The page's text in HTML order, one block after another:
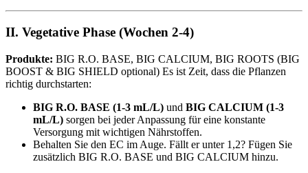
II. Vegetative Phase (Wochen 2-4)
Produkte: BIG R.O. BASE, BIG CALCIUM, BIG ROOTS (BIG
BOOST & BIG SHIELD optional) Es ist Zeit, dass die Pflanzen
richtig durchstarten:
BIG R.O. BASE (1-3 mL/L) und BIG CALCIUM (1-3
mL/L) sorgen bei jeder Anpassung für eine konstante
Versorgung mit wichtigen Nährstoffen.
Behalten Sie den EC im Auge. Fällt er unter 1,2? Fügen Sie
zusätzlich BIG R.O. BASE und BIG CALCIUM hinzu.